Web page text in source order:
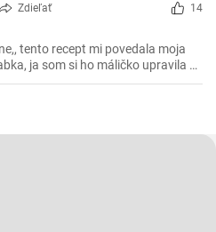
Zdieľať 14
tento recept mi povedala moja
ja som si ho máličko upravila a
😉